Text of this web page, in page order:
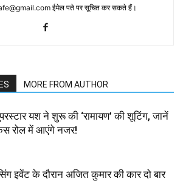
ईमेल पते पर सूचित कर सकते हैं।
MORE FROM AUTHOR
यश ने शुरू की ‘रामायण’ की शूटिंग, जानें
रोल में आएंगे नजर!
इवेंट के दौरान अजित कुमार की कार दो बार